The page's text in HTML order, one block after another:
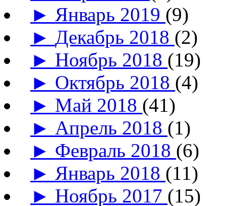
► Январь 2019 (9)
►Декабрь 2018 (2)
► Ноябрь 2018 (19)
► Октябрь 2018 (4)
► Май 2018 (41)
► Апрель 2018 (1)
► Февраль 2018 (6)
► Январь 2018 (11)
► Ноябрь 2017 (15)